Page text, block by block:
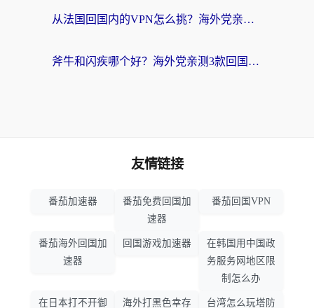
从法国回国内的VPN怎么挑？海外党亲测：稳定、多端、安全才是关键
斧牛和闪疾哪个好？海外党亲测3款回国加速器，教你选到不踩坑的那一款
友情链接
番茄加速器
番茄免费回国加
速器
番茄回国VPN
番茄海外回国加
速器
回国游戏加速器
在韩国用中国政
务服务网地区限
制怎么办
在日本打不开御 海外打黑色幸存 台湾怎么玩塔防